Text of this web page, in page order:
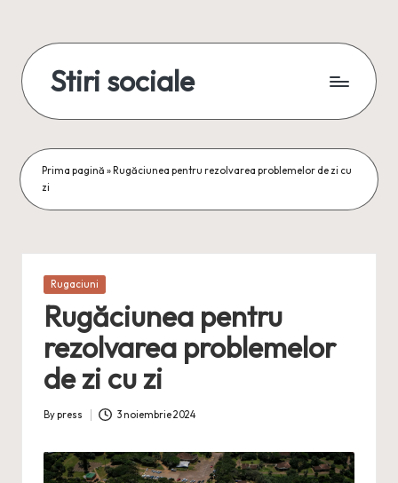
content
Stiri sociale
conexiuni
reale
Prima pagină » Rugăciunea pentru rezolvarea problemelor de zi cu
zi
Posted
Rugaciuni
Rugăciunea pentru
rezolvarea problemelor
de zi cu zi
Posted
Bypress 3 noiembrie 2024